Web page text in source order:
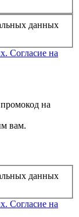
данных
Согласие на
на
вам.
данных
Согласие на